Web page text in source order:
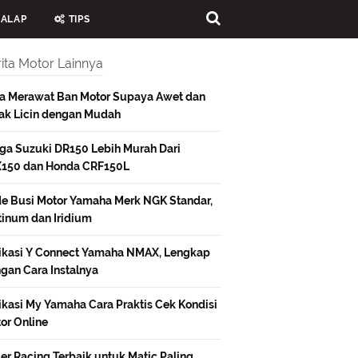
TIPS
Motor Lainnya
Merawat Ban Motor Supaya Awet dan
Licin dengan Mudah
Suzuki DR150 Lebih Murah Dari
dan Honda CRF150L
Busi Motor Yamaha Merk NGK Standar,
dan Iridium
Y Connect Yamaha NMAX, Lengkap
Cara Instalnya
My Yamaha Cara Praktis Cek Kondisi
Online